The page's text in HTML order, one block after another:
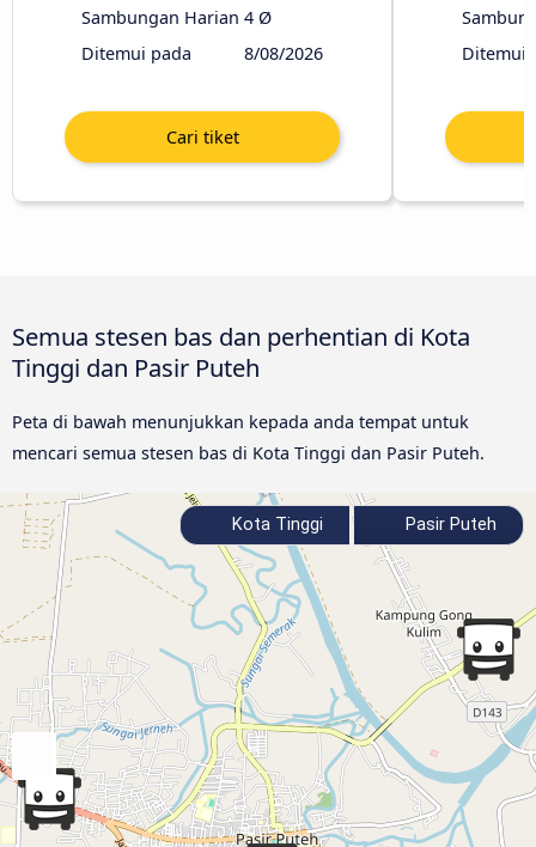
Sambungan Harian 4 Ø
Ditemui pada
8/08/2026
Ditemui
Semua stesen bas dan perhentian di Kota
Tinggi dan Pasir Puteh
Peta di bawah menunjukkan kepada anda tempat untuk
mencari semua stesen bas di Kota Tinggi dan Pasir Puteh.
Kota Tinggi Pasir Puteh